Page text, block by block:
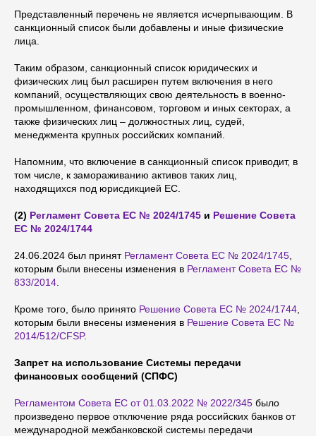
Представленный перечень не является исчерпывающим. В
санкционный список были добавлены и иные физические
лица.
Таким образом, санкционный список юридических и
физических лиц был расширен путем включения в него
компаний, осуществляющих свою деятельность в военно-
промышленном, финансовом, торговом и иных секторах, а
также физических лиц – должностных лиц, судей,
менеджмента крупных российских компаний.
Напомним, что включение в санкционный список приводит, в
том числе, к замораживанию активов таких лиц,
находящихся под юрисдикцией ЕС.
(2) Регламент Совета ЕС № 2024/1745 и Решение Совета
ЕС № 2024/1744
24.06.2024 был принят Регламент Совета ЕС № 2024/1745
которым были внесены изменения в Регламент Совета ЕС №
833/2014
Кроме того, было принято Решение Совета ЕС № 2024/1744
которым были внесены изменения в Решение Совета ЕС №
2014/512/CFSP.
Запрет на использование Системы передачи
финансовых сообщений (СПФС)
Регламентом Совета ЕС от 01.03.2022 № 2022/345 было
произведено первое отключение ряда российских банков от
международной межбанковской системы передачи